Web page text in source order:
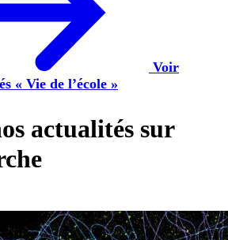
Voir
« Vie de l’école »
actualités sur